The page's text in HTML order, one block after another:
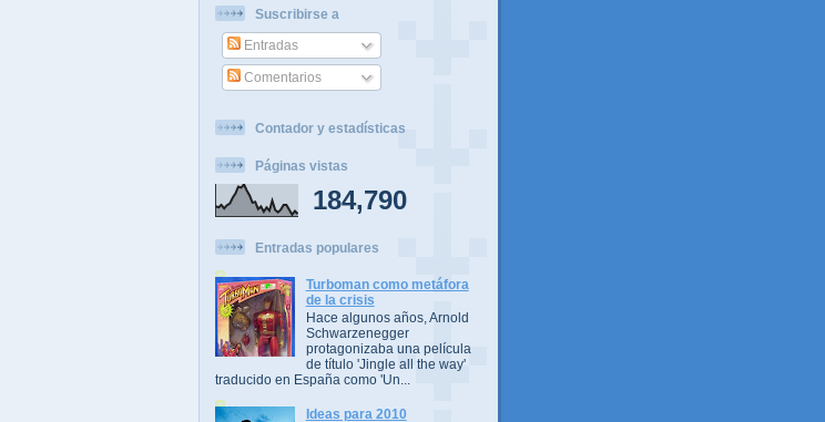
Suscribirse a
Entradas
Comentarios
Contador y estadísticas
Páginas vistas
184,790
Entradas populares
Turboman como metáfora
de la crisis
Hace algunos años, Arnold
Schwarzenegger
protagonizaba una película
de título 'Jingle all the way'
traducido en España como 'Un...
Ideas para 2010